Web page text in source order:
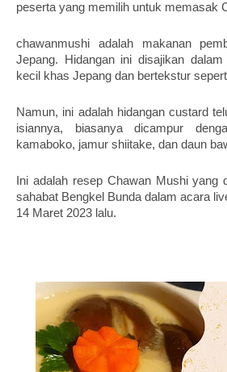
peserta yang memilih untuk memasak
chawanmushi adalah makanan
Jepang. Hidangan ini disajikan
kecil khas Jepang dan bertekstur
Namun, ini adalah hidangan custard
isiannya, biasanya dicampur
kamaboko, jamur shiitake, dan daun
Ini adalah resep Chawan Mushi yang
sahabat Bengkel Bunda dalam acara
14 Maret 2023 lalu.